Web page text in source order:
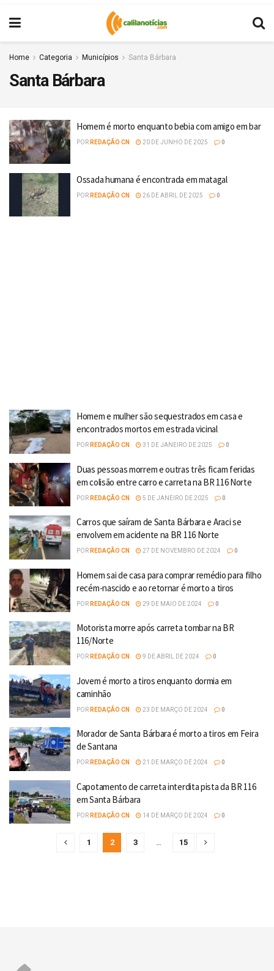
Home Categoria Municípios Santa Bárbara
Santa Bárbara
Homem é morto enquanto bebia com amigo em bar
POR REDAÇÃO CN 20 DE JUNHO DE 2025 0
Ossada humana é encontrada em matagal
POR REDAÇÃO CN 26 DE ABRIL DE 2025 0
Homem e mulher são sequestrados em casa e
encontrados mortos em estrada vicinal
POR REDAÇÃO CN 31 DE JANEIRO DE 2025 0
Duas pessoas morrem e outras três ficam feridas
em colisão entre carro e carreta na BR 116 Norte
POR REDAÇÃO CN 5 DE JANEIRO DE 2025 0
Carros que saíram de Santa Bárbara e Araci se
envolvem em acidente na BR 116 Norte
POR REDAÇÃO CN 27 DE NOVEMBRO DE 2024 0
Homem sai de casa para comprar remédio para filho
recém-nascido e ao retornar é morto a tiros
POR REDAÇÃO CN 29 DE MAIO DE 2024 0
Motorista morre após carreta tombar na BR
116/Norte
POR REDAÇÃO CN 9 DE ABRIL DE 2024 0
Jovem é morto a tiros enquanto dormia em
caminhão
POR REDAÇÃO CN 23 DE MARÇO DE 2024 0
Morador de Santa Bárbara é morto a tiros em Feira
de Santana
POR REDAÇÃO CN 21 DE MARÇO DE 2024 0
Capotamento de carreta interdita pista da BR 116
em Santa Bárbara
POR REDAÇÃO CN 14 DE MARÇO DE 2024 0
1 2 3 … 15